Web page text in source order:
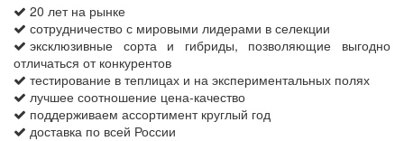
20 лет на рынке
сотрудничество с мировыми лидерами в селекции
эксклюзивные сорта и гибриды, позволяющие выгодно
отличаться от конкурентов
тестирование в теплицах и на экспериментальных полях
лучшее соотношение цена-качество
поддерживаем ассортимент круглый год
доставка по всей России